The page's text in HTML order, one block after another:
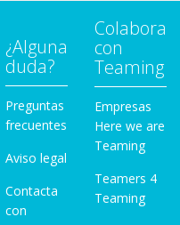
¿Alguna
duda?
Preguntas
frecuentes
Aviso legal
Contacta
con
Colabora
con
Teaming
Empresas
Here we are
Teaming
Teamers 4
Teaming